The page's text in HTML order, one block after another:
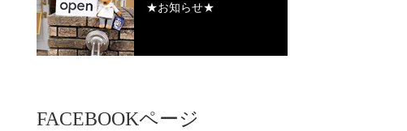
★お知らせ★
FACEBOOKページ